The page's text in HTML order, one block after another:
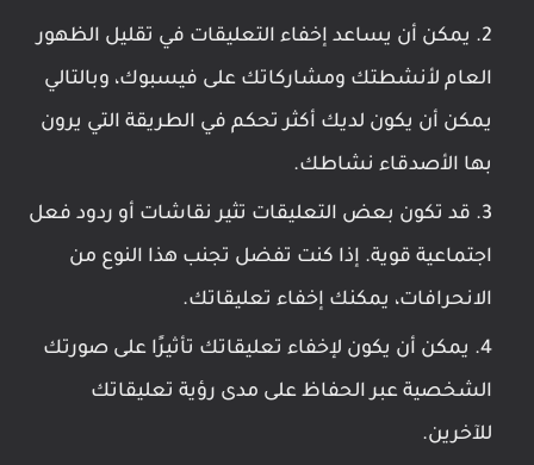
يمكن أن يساعد إخفاء التعليقات في تقليل الظهور
العام لأنشطتك ومشاركاتك على فيسبوك، وبالتالي
يمكن أن يكون لديك أكثر تحكم في الطريقة التي يرون
بها الأصدقاء نشاطك.
قد تكون بعض التعليقات تثير نقاشات أو ردود فعل
اجتماعية قوية. إذا كنت تفضل تجنب هذا النوع من
الانحرافات، يمكنك إخفاء تعليقاتك.
يمكن أن يكون لإخفاء تعليقاتك تأثيرًا على صورتك
الشخصية عبر الحفاظ على مدى رؤية تعليقاتك
للآخرين.